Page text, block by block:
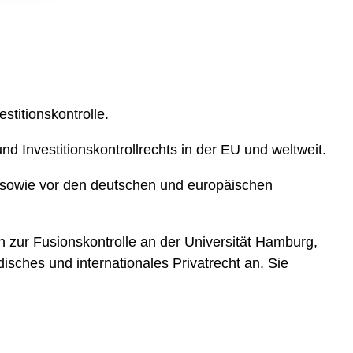
Investitionskontrollrechts in der EU und weltweit.
vor den deutschen und europäischen
Fusionskontrolle an der Universität Hamburg,
und internationales Privatrecht an. Sie